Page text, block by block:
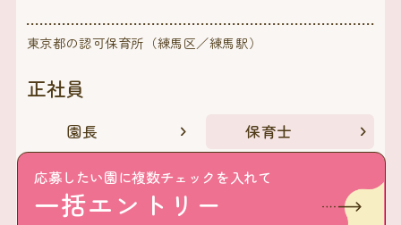
東京都の認可保育所（練馬区／練馬駅）
正社員
園長 保育士
看護師 栄養士・調理師
応募したい園に複数チェックを入れて
一括エントリー